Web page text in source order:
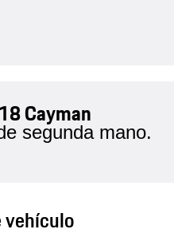
Cayman
segunda mano.
vehículo